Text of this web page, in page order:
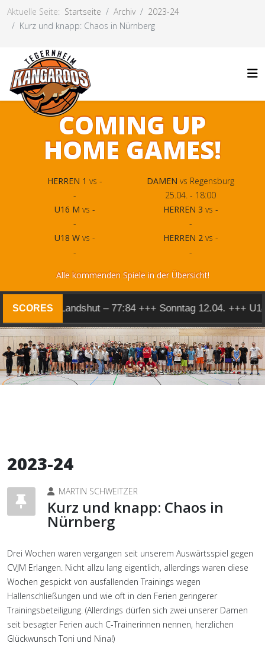
Aktuelle Seite: Startseite Archiv
2023-24
Kurz und knapp: Chaos in Nürnberg
COMING UP
HOME GAMES!
HERREN 1 vs -
-
DAMEN vs Regensburg
25.04. - 18:00
U16 M vs -
-
HERREN 3 vs -
-
U18 Wvs -
-
HERREN 2vs -
-
Alle kommenden Spiele in der Übersicht!
SCORES1 @ Landshut – 77:84 +++ Sonntag 12.04. +++
2023-24
MARTIN SCHWEITZER
Kurz und knapp: Chaos in
Nürnberg
Drei Wochen waren vergangen seit unserem Auswärtsspiel gegen
CVJM Erlangen. Nicht allzu lang eigentlich, allerdings waren diese
Wochen gespickt von ausfallenden Trainings wegen
Hallenschließungen und wie oft in den Ferien geringerer
Trainingsbeteiligung. (Allerdings dürfen sich zwei unserer Damen
seit besagter Ferien auch C-Trainerinnen nennen, herzlichen
Glückwunsch Toni und Nina!)